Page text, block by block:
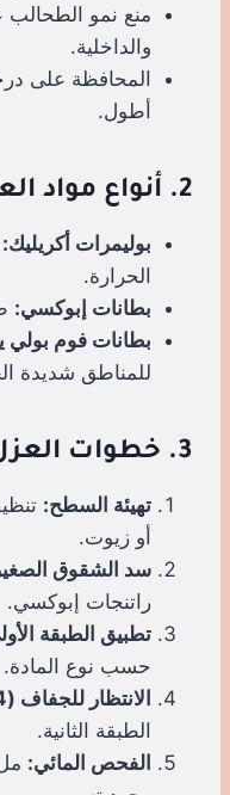
منع نمو الطحالب
والداخلية.
المحافظة على
أطول.
2. أنواع مواد العزل
بوليمرات أكريليك:
الحرارة.
بطانات إبوكسي:
بطانات فوم بولي
للمناطق شديدة
3. خطوات العزل
تهيئة السطح:
أو زيوت.
سد الشقوق
راتنجات إبوكسي.
تطبيق الطبقة
حسب نوع المادة.
الانتظار للجفاف (24–48 ساعة):
الطبقة الثانية.
الفحص المائي: